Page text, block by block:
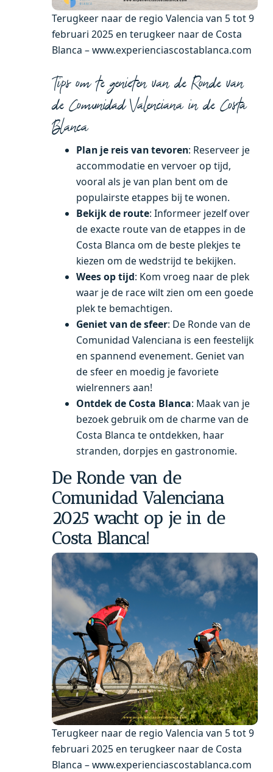
Terugkeer naar de regio Valencia van 5 tot 9
februari 2025 en terugkeer naar de Costa
Blanca – www.experienciascostablanca.com
Tips om te genieten van de Ronde van
de Comunidad Valenciana in de Costa
Blanca
Plan je reis van tevoren: Reserveer je
accommodatie en vervoer op tijd,
vooral als je van plan bent om de
populairste etappes bij te wonen.
Bekijk de route: Informeer jezelf over
de exacte route van de etappes in de
Costa Blanca om de beste plekjes te
kiezen om de wedstrijd te bekijken.
Wees op tijd: Kom vroeg naar de plek
waar je de race wilt zien om een goede
plek te bemachtigen.
Geniet van de sfeer: De Ronde van de
Comunidad Valenciana is een feestelijk
en spannend evenement. Geniet van
de sfeer en moedig je favoriete
wielrenners aan!
Ontdek de Costa Blanca: Maak van je
bezoek gebruik om de charme van de
Costa Blanca te ontdekken, haar
stranden, dorpjes en gastronomie.
De Ronde van de
Comunidad Valenciana
2025 wacht op je in de
Costa Blanca!
Terugkeer naar de regio Valencia van 5 tot 9
februari 2025 en terugkeer naar de Costa
Blanca – www.experienciascostablanca.com